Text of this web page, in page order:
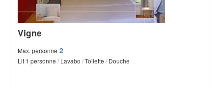
Vigne
Max. personne 2
Lit 1 personne / Lavabo /Toilette / Douche